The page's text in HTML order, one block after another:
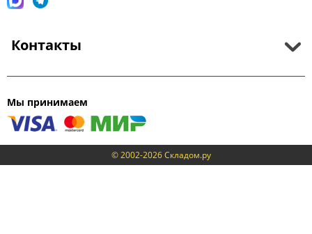
Контакты
Мы принимаем
© 2002-2026 Складом.ру